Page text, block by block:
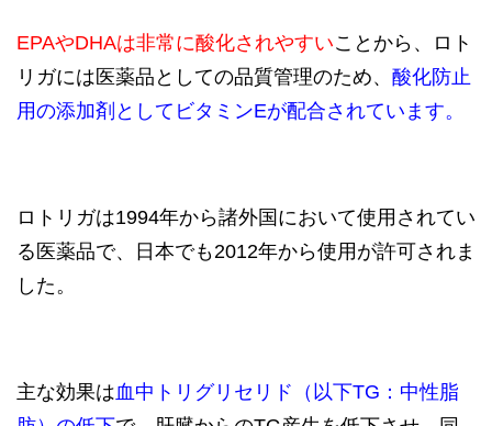
EPAやDHAは非常に酸化されやすいことから、ロト
リガには医薬品としての品質管理のため、 酸化防止
用の添加剤としてビタミンEが配合されています。
ロトリガは1994年から諸外国において使用されてい
る医薬品で、日本でも2012年から使用が許可されま
した。
主な効果は血中トリグリセリド（以下TG：中性脂